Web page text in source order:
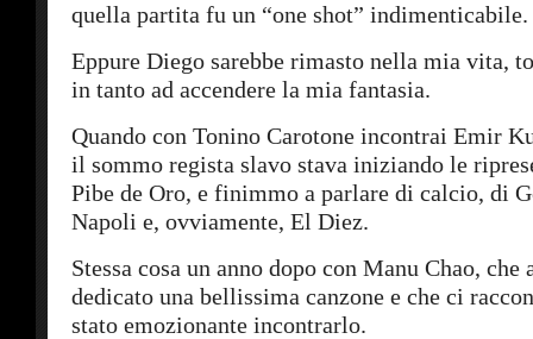
quella partita fu un “one shot” indimenticabile.
Eppure Diego sarebbe rimasto nella mia vita,
in tanto ad accendere la mia fantasia.
Quando con Tonino Carotone incontrai Emir
il sommo regista slavo stava iniziando le
Pibe de Oro, e finimmo a parlare di calcio, di
Napoli e, ovviamente, El Diez.
Stessa cosa un anno dopo con Manu Chao, che
dedicato una bellissima canzone e che ci
stato emozionante incontrarlo.